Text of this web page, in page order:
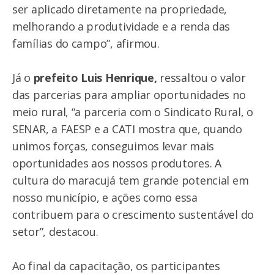
ser aplicado diretamente na propriedade,
melhorando a produtividade e a renda das
famílias do campo”, afirmou.
Já o prefeito Luis Henrique, ressaltou o valor
das parcerias para ampliar oportunidades no
meio rural, “a parceria com o Sindicato Rural, o
SENAR, a FAESP e a CATI mostra que, quando
unimos forças, conseguimos levar mais
oportunidades aos nossos produtores. A
cultura do maracujá tem grande potencial em
nosso município, e ações como essa
contribuem para o crescimento sustentável do
setor”, destacou.
Ao final da capacitação, os participantes